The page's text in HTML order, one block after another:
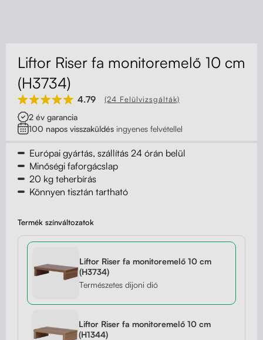
Zárható fiók
Fa monitor állványok
Akusztikus paravánok
Deréktámaszok
Liftor Riser fa monitoremelő 10 cm
(H3734)
4.79 (24 Felülvizsgálták)
2 év garancia
100 napos visszaküldés ingyenes felvétellel
Európai gyártás, szállítás 24 órán belül
Minőségi faforgácslap
20 kg teherbírás
Könnyen tisztán tartható
Termék színváltozatok
Liftor Riser fa monitoremelő 10 cm
(H3734)
Természetes dijoni dió
Liftor Riser fa monitoremelő 10 cm
(H1344)